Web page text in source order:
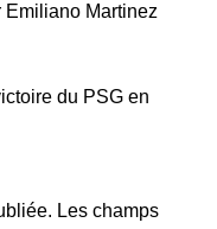
Martinez
du PSG en
Les champs